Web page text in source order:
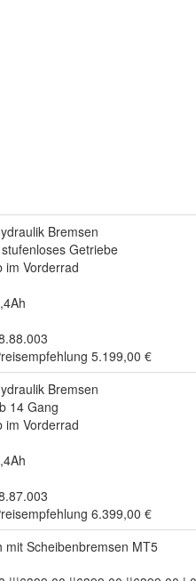
Bremsen
Getriebe
im Vorderrad
5.199,00 €
Bremsen
14 Gang
im Vorderrad
6.399,00 €
mit Scheibenbremsen MT5